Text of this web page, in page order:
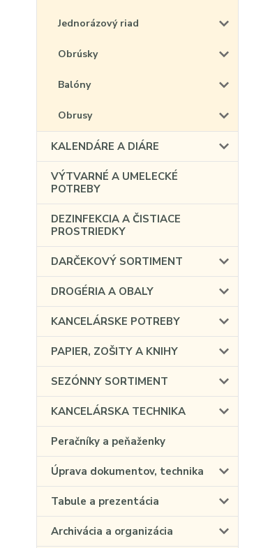
Jednorázový riad
Obrúsky
Balóny
Obrusy
KALENDÁRE A DIÁRE
VÝTVARNÉ A UMELECKÉ
POTREBY
DEZINFEKCIA A ČISTIACE
PROSTRIEDKY
DARČEKOVÝ SORTIMENT
DROGÉRIA A OBALY
KANCELÁRSKE POTREBY
PAPIER, ZOŠITY A KNIHY
SEZÓNNY SORTIMENT
KANCELÁRSKA TECHNIKA
Peračníky a peňaženky
Úprava dokumentov, technika
Tabule a prezentácia
Archivácia a organizácia